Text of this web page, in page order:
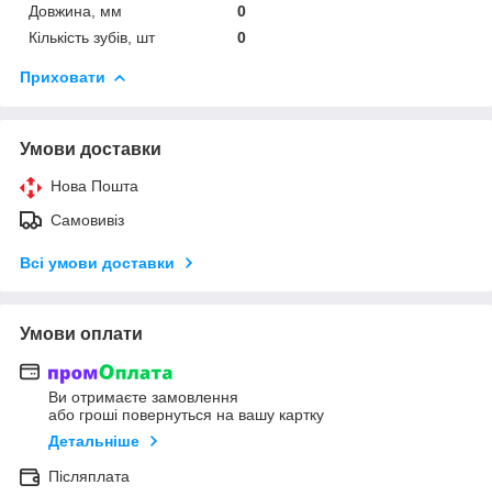
Довжина, мм
0
Кількість зубів, шт
0
Приховати
Умови доставки
Нова Пошта
Самовивіз
Всі умови доставки
Умови оплати
Ви отримаєте замовлення
або гроші повернуться на вашу картку
Детальніше
Післяплата